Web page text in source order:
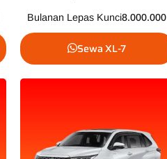
Bulanan Lepas Kunci8.000.000
Sewa XL-7